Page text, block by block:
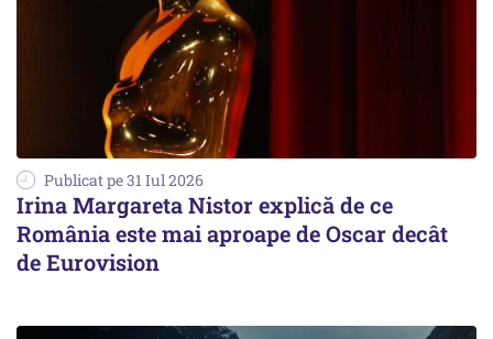
Publicat pe 31 Iul 2026
Irina Margareta Nistor explică de ce
România este mai aproape de Oscar decât
de Eurovision